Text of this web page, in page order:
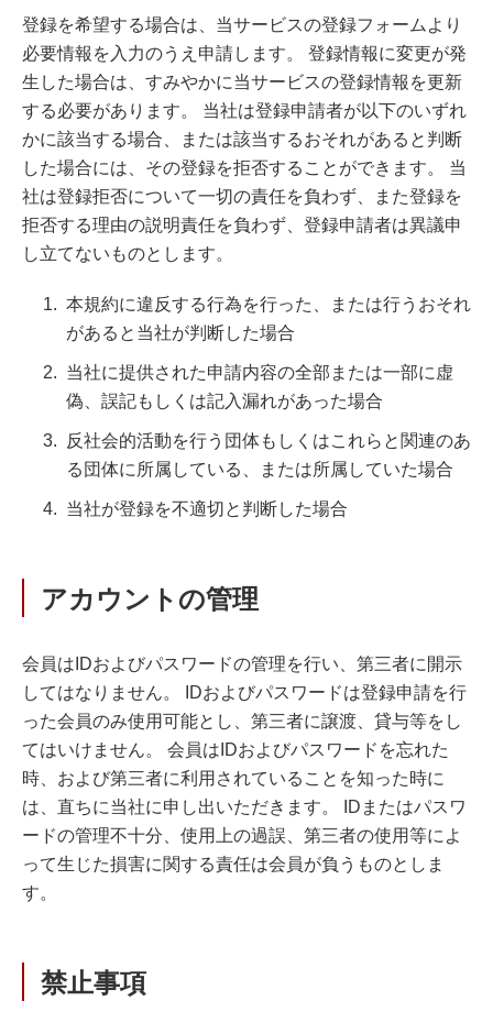
登録を希望する場合は、当サービスの登録フォームより
必要情報を入力のうえ申請します。 登録情報に変更が発
生した場合は、すみやかに当サービスの登録情報を更新
する必要があります。 当社は登録申請者が以下のいずれ
かに該当する場合、または該当するおそれがあると判断
した場合には、その登録を拒否することができます。 当
社は登録拒否について一切の責任を負わず、また登録を
拒否する理由の説明責任を負わず、登録申請者は異議申
し立てないものとします。
本規約に違反する行為を行った、または行うおそれ
があると当社が判断した場合
当社に提供された申請内容の全部または一部に虚
偽、誤記もしくは記入漏れがあった場合
反社会的活動を行う団体もしくはこれらと関連のあ
る団体に所属している、または所属していた場合
当社が登録を不適切と判断した場合
アカウントの管理
会員はIDおよびパスワードの管理を行い、第三者に開示
してはなりません。 IDおよびパスワードは登録申請を行
った会員のみ使用可能とし、第三者に譲渡、貸与等をし
てはいけません。 会員はIDおよびパスワードを忘れた
時、および第三者に利用されていることを知った時に
は、直ちに当社に申し出いただきます。 IDまたはパスワ
ードの管理不十分、使用上の過誤、第三者の使用等によ
って生じた損害に関する責任は会員が負うものとしま
す。
禁止事項